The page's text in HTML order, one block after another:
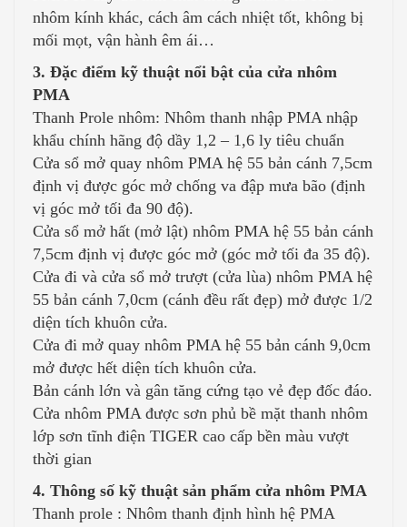
nhôm kính khác, cách âm cách nhiệt tốt, không bị
mối mọt, vận hành êm ái…
3. Đặc điểm kỹ thuật nổi bật của cửa nhôm
PMA
Thanh Prole nhôm: Nhôm thanh nhập PMA nhập
khẩu chính hãng độ dầy 1,2 – 1,6 ly tiêu chuẩn
Cửa sổ mở quay nhôm PMA hệ 55 bản cánh 7,5cm
định vị được góc mở chống va đập mưa bão (định
vị góc mở tối đa 90 độ).
Cửa sổ mở hất (mở lật) nhôm PMA hệ 55 bản cánh
7,5cm định vị được góc mở (góc mở tối đa 35 độ).
Cửa đi và cửa sổ mở trượt (cửa lùa) nhôm PMA hệ
55 bản cánh 7,0cm (cánh đều rất đẹp) mở được 1/2
diện tích khuôn cửa.
Cửa đi mở quay nhôm PMA hệ 55 bản cánh 9,0cm
mở được hết diện tích khuôn cửa.
Bản cánh lớn và gân tăng cứng tạo vẻ đẹp đốc đáo.
Cửa nhôm PMA được sơn phủ bề mặt thanh nhôm
lớp sơn tĩnh điện TIGER cao cấp bền màu vượt
thời gian
4. Thông số kỹ thuật sản phẩm cửa nhôm PMA
Thanh prole : Nhôm thanh định hình hệ PMA